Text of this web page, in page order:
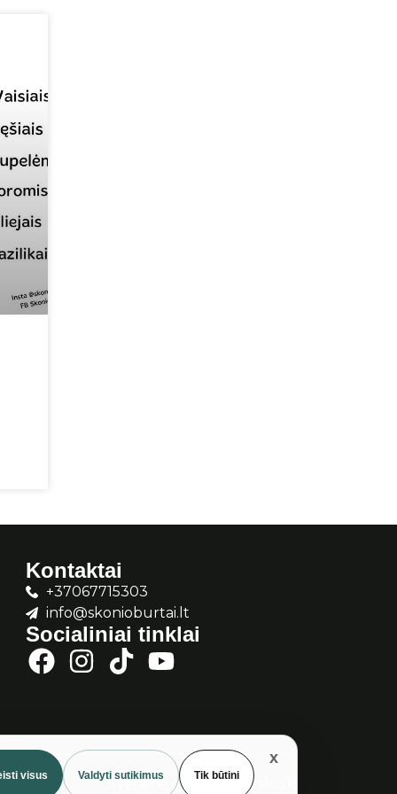
Kontaktai
+37067715303
info@skonioburtai.lt
Socialiniai tinklai
Svetainę sukūrė:Gurskio.lt
visus Valdyti sutikimus Tik būtini